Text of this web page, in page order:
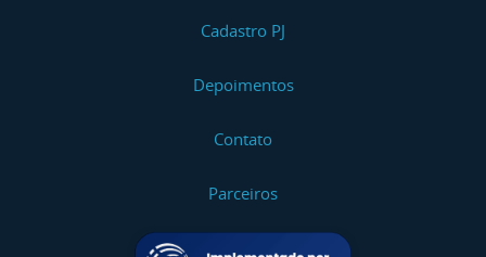
Cadastro PJ
Depoimentos
Contato
Parceiros